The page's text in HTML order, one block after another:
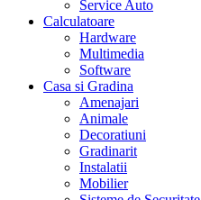
Service Auto
Calculatoare
Hardware
Multimedia
Software
Casa si Gradina
Amenajari
Animale
Decoratiuni
Gradinarit
Instalatii
Mobilier